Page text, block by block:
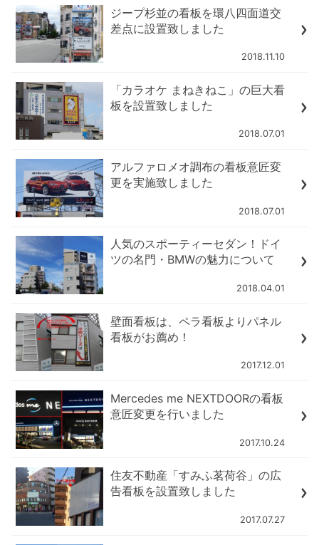
ジープ杉並の看板を環八四面道交
差点に設置致しました
2018.11.10
「カラオケ まねきねこ」の巨大看
板を設置致しました
2018.07.01
アルファロメオ調布の看板意匠変
更を実施致しました
2018.07.01
人気のスポーティーセダン！ドイ
ツの名門・BMWの魅力について
2018.04.01
壁面看板は、ペラ看板よりパネル
看板がお薦め！
2017.12.01
Mercedes me NEXTDOORの看板
意匠変更を行いました
2017.10.24
住友不動産「すみふ茗荷谷」の広
告看板を設置致しました
2017.07.27